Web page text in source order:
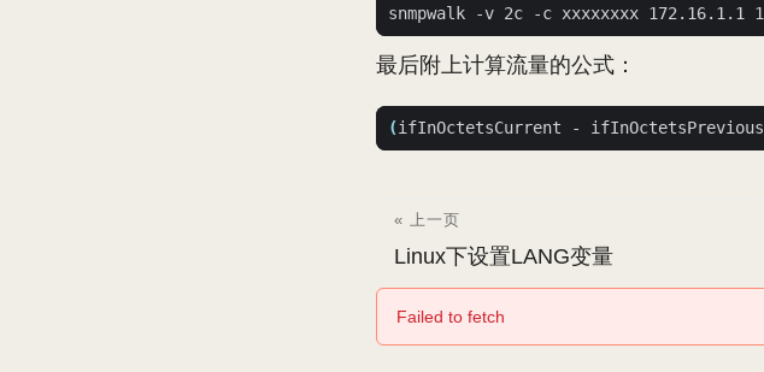
最后附上计算流量的公式：
(ifInOctetsCurrent - ifInOctetsPrevious
« 上一页
Linux下设置LANG变量